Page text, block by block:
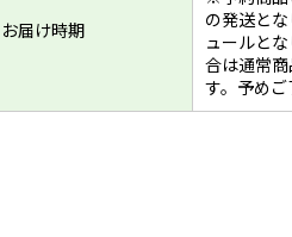
お届け時期
の発送と
ュールと
合は通常
す。予めご